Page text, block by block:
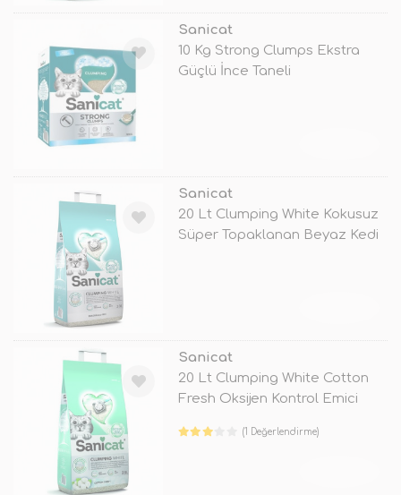
Sanicat
10 Kg Strong Clumps Ekstra
Güçlü İnce Taneli
Sanicat
20 Lt Clumping White Kokusuz
Süper Topaklanan Beyaz Kedi
Sanicat
20 Lt Clumping White Cotton
Fresh Oksijen Kontrol Emici
(1 Değerlendirme)